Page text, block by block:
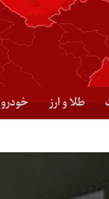
طلا و ارز خودرو